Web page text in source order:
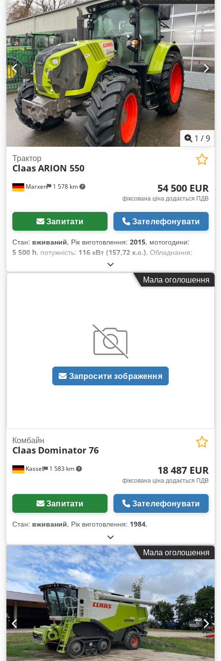
гальмівна система — Шини 710/75 R42 175D, 172E
Trelleborg — Інше Стандартні ключі запалювання —
Технічні дані та обслуговування Довжина: 7 593 мм Висота:
3 791–3 941 мм Колісна база: 3 600 мм
1 /9
Marxen 1 578 km
Трактор
ClaasARION 550
54 500 EUR
фіксована ціна додається ПДВ
Запитати Зателефонувати
Стан: вживаний, Рік виготовлення: 2015, мотогодини:
5 500 h, потужність: 116 кВт (157,72 к.с.), Обладнання:
гальмо зі стисненим повітрям
Мала оголошення
Запросити зображення
Kassel 1 583 km
Комбайн
Claas Dominator 76
18 487 EUR
фіксована ціна додається ПДВ
Запитати Зателефонувати
Стан: вживаний, Рік виготовлення: 1984,
Мала оголошення